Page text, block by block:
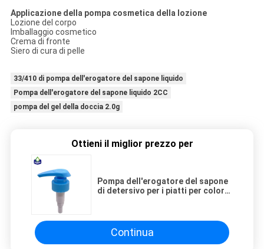
Applicazione della pompa cosmetica della lozione
Lozione del corpo
Imballaggio cosmetico
Crema di fronte
Siero di cura di pelle
33/410 di pompa dell'erogatore del sapone liquido
Pompa dell'erogatore del sapone liquido 2CC
pompa del gel della doccia 2.0g
Ottieni il miglior prezzo per
Pompa dell'erogatore del sapone
di detersivo per i piatti per colore
Continua